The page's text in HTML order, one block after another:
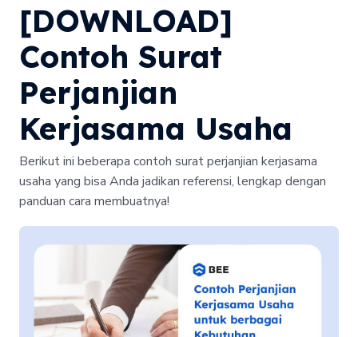
[DOWNLOAD]
Contoh Surat
Perjanjian
Kerjasama Usaha
Berikut ini beberapa contoh surat perjanjian kerjasama
usaha yang bisa Anda jadikan referensi, lengkap dengan
panduan cara membuatnya!